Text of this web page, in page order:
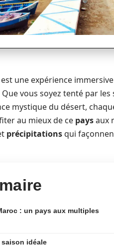
une expérience
vous soyez tenté par
mystique du désert,
au mieux de ce paysaux
précipitationsqui
: un pays aux multiples
idéale